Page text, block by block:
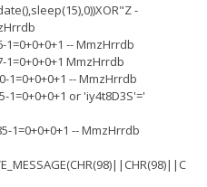
-
1=0+0+0+1 -- MmzHrrdb
1=0+0+0+1 MmzHrrdb
1=0+0+0+1 -- MmzHrrdb
1=0+0+0+1 or 'iy4t8D3S'='
1=0+0+0+1 -- MmzHrrdb